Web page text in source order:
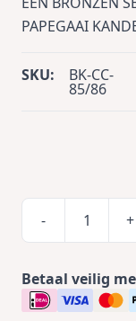
PAPEGAAI
SKU: BK-CC-
85/86
- +
Betaal veilig